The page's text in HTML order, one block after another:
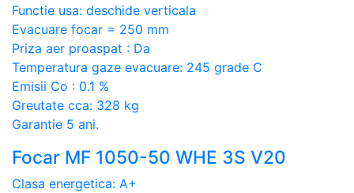
Functie usa: deschide verticala
Evacuare focar = 250 mm
Priza aer proaspat : Da
Temperatura gaze evacuare: 245 grade C
Emisii Co : 0.1 %
Greutate cca: 328 kg
Garantie 5 ani.
Focar MF 1050-50 WHE 3S V20
Clasa energetica: A+